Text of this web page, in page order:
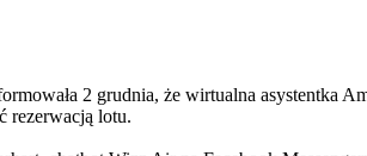
2 grudnia, że wirtualna asystentka
rezerwacją lotu.